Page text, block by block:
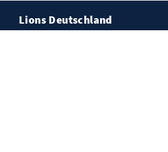
Lions Deutschland